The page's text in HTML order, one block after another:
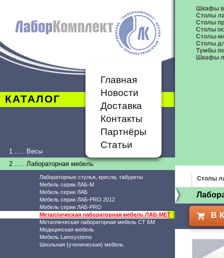
КАТАЛОГ
Главная
Новости
Доставка
Контакты
Партнёры
Статьи
1 ..... Весы
2 ..... Лабораторная мебель
Лабораторные стулья, кресла, табуреты
Мебель серии ЛАБ-М
Мебель серии ЛАБ
Мебель серии ЛАБ-PRO 2012
Мебель серии ЛАБ-PRO
Металлическая лабораторная мебель ЛАБ-МЕТ
Металлическая лабораторная мебель СТ БМ
Медицинская мебель
Мебель Lamsystems
Школьная (ученическая) мебель
Шкафы
Столы
Столы
Столы
Столы-
Столы
Тумбы
Шкафы
Столы
В